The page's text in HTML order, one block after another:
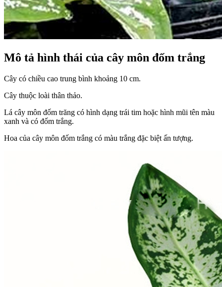
Mô tả hình thái của cây môn đốm trắng
Cây có chiều cao trung bình khoảng 10 cm.
Cây thuộc loài thân thảo.
Lá cây môn đốm trăng có hình dạng trái tim hoặc hình mũi tên màu
xanh và có đốm trắng.
Hoa của cây môn đốm trắng có màu trắng đặc biệt ấn tượng.